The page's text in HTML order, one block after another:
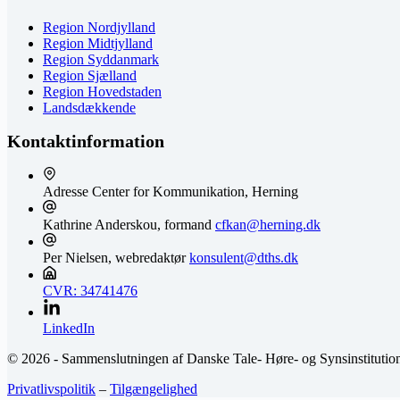
Region Nordjylland
Region Midtjylland
Region Syddanmark
Region Sjælland
Region Hovedstaden
Landsdækkende
Kontaktinformation
Adresse Center for Kommunikation, Herning
Kathrine Anderskou, formand cfkan@herning.dk
Per Nielsen, webredaktørkonsulent@dths.dk
CVR: 34741476
LinkedIn
© 2026 - Sammenslutningen af Danske Tale- Høre- og
Privatlivspolitik – Tilgængelighed